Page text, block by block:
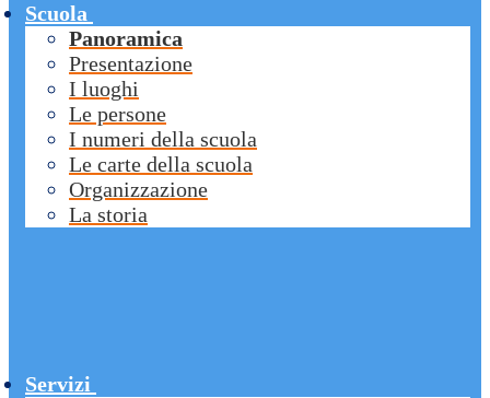
Scuola
Panoramica
Presentazione
I luoghi
Le persone
I numeri della scuola
Le carte della scuola
Organizzazione
La storia
Servizi